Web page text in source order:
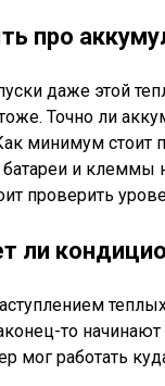
про
даже этой
Точно ли
минимум стоит
и клеммы
проверить
ли
то
мог работать